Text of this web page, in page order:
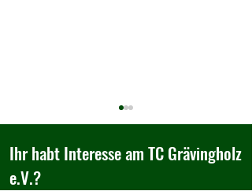
Ihr habt Interesse am TC Grävingholz
e.V.?